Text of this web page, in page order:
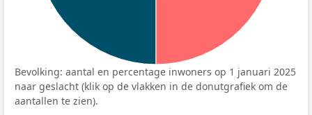
Bevolking: aantal en percentage inwoners op 1 januari 2025
naar geslacht (klik op de vlakken in de donutgrafiek om de
aantallen te zien).